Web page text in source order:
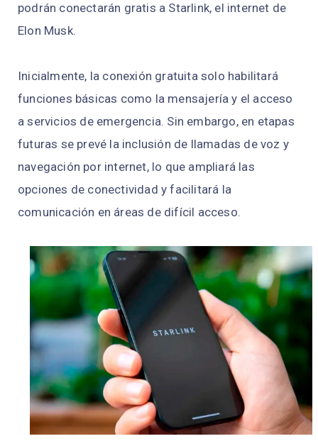
podrán conectarán gratis a Starlink, el internet de
Elon Musk.
Inicialmente, la conexión gratuita solo habilitará
funciones básicas como la mensajería y el acceso
a servicios de emergencia. Sin embargo, en etapas
futuras se prevé la inclusión de llamadas de voz y
navegación por internet, lo que ampliará las
opciones de conectividad y facilitará la
comunicación en áreas de difícil acceso.